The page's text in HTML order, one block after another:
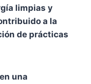
limpias y
a la
de prácticas
una